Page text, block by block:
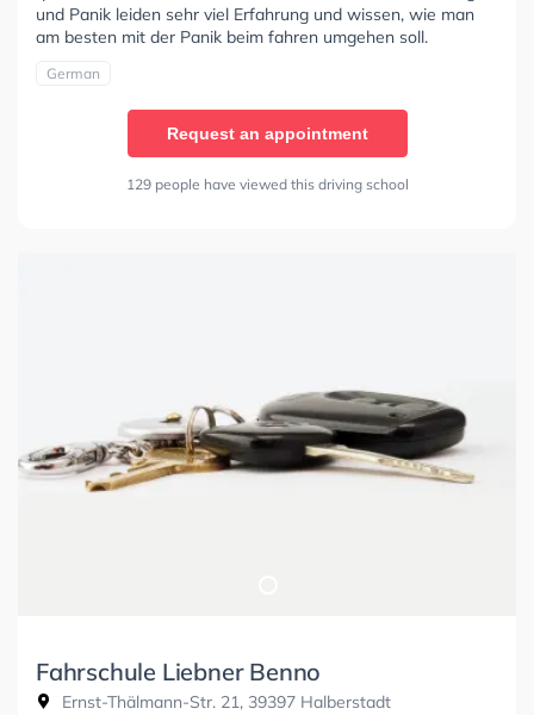
und Panik leiden sehr viel Erfahrung und wissen, wie man
am besten mit der Panik beim fahren umgehen soll.
German
Request an appointment
129 people have viewed this driving school
Fahrschule Liebner Benno
Ernst-Thälmann-Str. 21, 39397 Halberstadt